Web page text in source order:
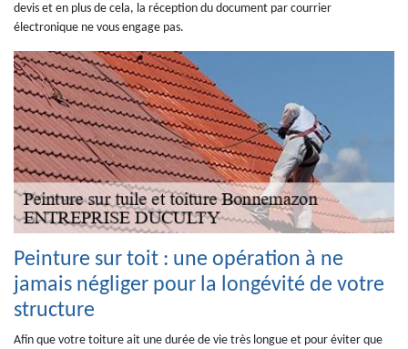
devis et en plus de cela, la réception du document par courrier
électronique ne vous engage pas.
Peinture sur toit : une opération à ne
jamais négliger pour la longévité de votre
structure
Afin que votre toiture ait une durée de vie très longue et pour éviter que